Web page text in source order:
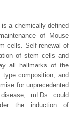
a chemically defined
of Mouse
cells. Self-renewal of
of stem cells and
all hallmarks of the
composition, and
for unprecedented
mLDs could
the induction of